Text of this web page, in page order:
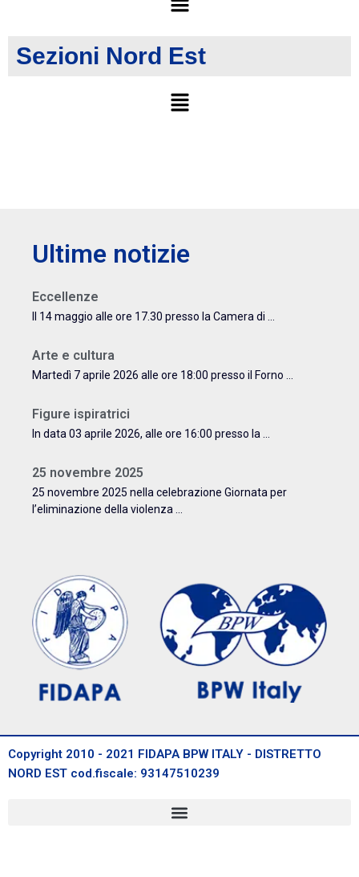
Sezioni Nord Est
Ultime notizie
Eccellenze
Il 14 maggio alle ore 17.30 presso la Camera di ...
Arte e cultura
Martedì 7 aprile 2026 alle ore 18:00 presso il Forno ...
Figure ispiratrici
In data 03 aprile 2026, alle ore 16:00 presso la ...
25 novembre 2025
25 novembre 2025 nella celebrazione Giornata per
l’eliminazione della violenza ...
Copyright 2010 - 2021 FIDAPA BPW ITALY - DISTRETTO
NORD EST cod.fiscale: 93147510239